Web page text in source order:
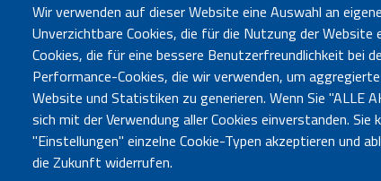
Wir verwenden auf dieser Website eine Auswahl an
Unverzichtbare Cookies, die für die Nutzung der
Cookies, die für eine bessere Benutzerfreundlichkeit bei
Performance-Cookies, die wir verwenden, um
Website und Statistiken zu generieren. Wenn Sie "ALLE
sich mit der Verwendung aller Cookies einverstanden. Sie
"Einstellungen" einzelne Cookie-Typen akzeptieren und
die Zukunft widerrufen.